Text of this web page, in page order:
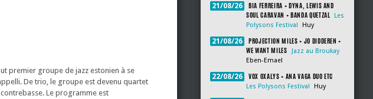
premier groupe de jazz estonien à se
De trio, le groupe est devenu quartet
Le programme est
21/08/26
BIA FERREIRA + DYNA, LEWIS AND
SOUL CARAVAN + BANDA QUETZAL
Les
Polysons Festival
Huy
21/08/26
PROJECTION MILES + JO DIDDEREN +
WE WANT MILES
Jazz au Broukay
Eben-Emael
22/08/26 VOX OXALYS + ANA VAGA DUO ETC
Les Polysons Festival Huy